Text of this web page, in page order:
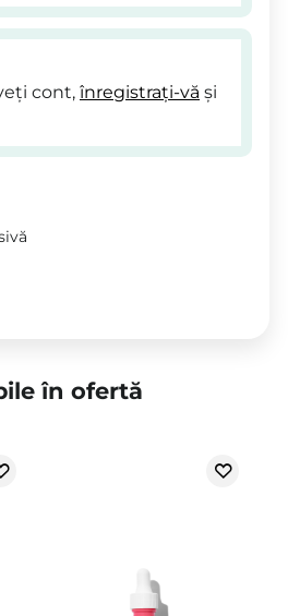
cont, înregistrați-vă și
în ofertă